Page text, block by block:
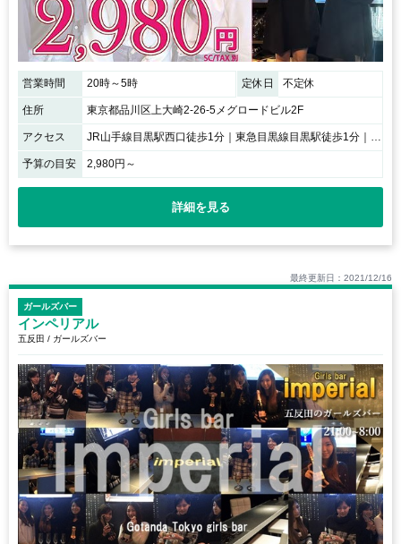
営業時間 20時～5時 定休日 不定休
住所 東京都品川区上大崎2-26-5メグロードビル2F
アクセス
予算の目安 2,980円～
詳細を見る
最終更新日：2021/12/16
ガールズバー
インペリアル
五反田 / ガールズバー